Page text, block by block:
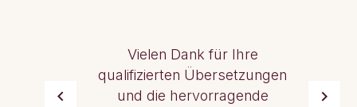
Vielen Dank für Ihre
qualifizierten Übersetzungen
und die hervorragende